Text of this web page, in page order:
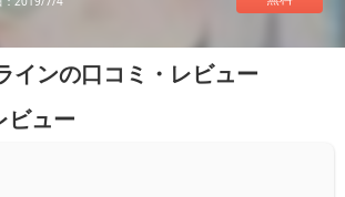
インの口コミ・レビュー
ビュー